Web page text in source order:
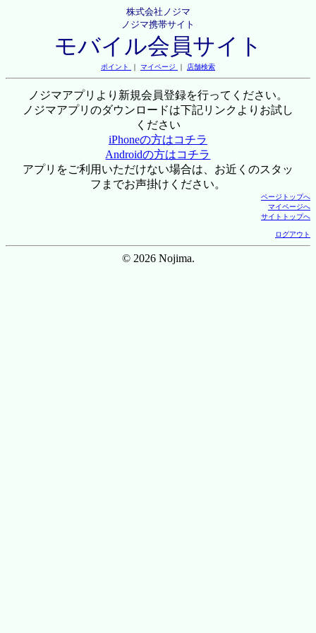
株式会社ノジマ
ノジマ携帯サイト
モバイル会員サイト
ポイント ｜ マイページ ｜ 店舗検索
ノジマアプリより新規会員登録を行ってください。
ノジマアプリのダウンロードは下記リンクよりお試し
ください
iPhoneの方はコチラ
Androidの方はコチラ
アプリをご利用いただけない場合は、お近くのスタッ
フまでお声掛けください。
ページトップへ
マイページへ
サイトトップへ
ログアウト
© 2026 Nojima.